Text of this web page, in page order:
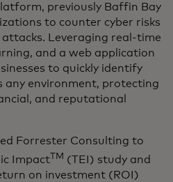
previously Baffin Bay
to counter cyber risks
Leveraging real-time
and a web application
to quickly identify
any environment, protecting
and reputational
Forrester Consulting to
ImpactTM (TEI) study and
on investment (ROI)